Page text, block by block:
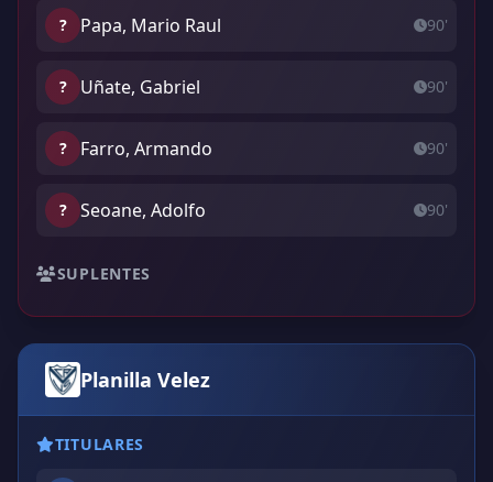
? Papa, Mario Raul 90'
? Uñate, Gabriel 90'
? Farro, Armando 90'
? Seoane, Adolfo 90'
SUPLENTES
Planilla Velez
TITULARES